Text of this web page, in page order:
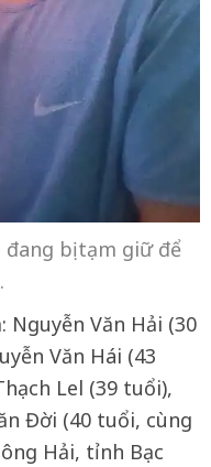
bị tạm giữ để
Văn Hải (30
Văn Hái (43
Lel (39 tuổi),
Đời (40 tuổi, cùng
Hải, tỉnh Bạc